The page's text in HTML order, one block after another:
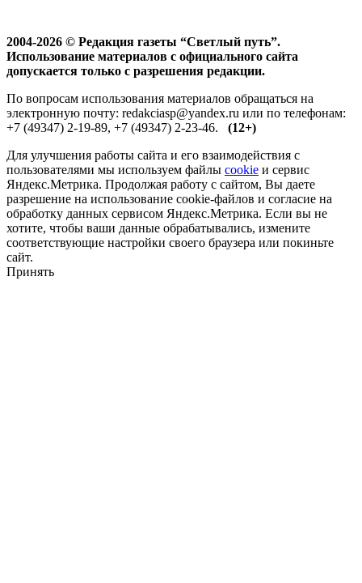
2004-2026 © Редакция газеты “Светлый путь”.
Использование материалов с официального сайта
допускается только с разрешения редакции.
По вопросам использования материалов обращаться на
электронную почту: redakciasp@yandex.ru или по телефонам:
+7 (49347) 2-19-89, +7 (49347) 2-23-46. (12+)
Для улучшения работы сайта и его взаимодействия с
пользователями мы используем файлы cookie и сервис
Яндекс.Метрика. Продолжая работу с сайтом, Вы даете
разрешение на использование cookie-файлов и согласие на
обработку данных сервисом Яндекс.Метрика. Если вы не
хотите, чтобы ваши данные обрабатывались, измените
соответствующие настройки своего браузера или покиньте
сайт.
Принять